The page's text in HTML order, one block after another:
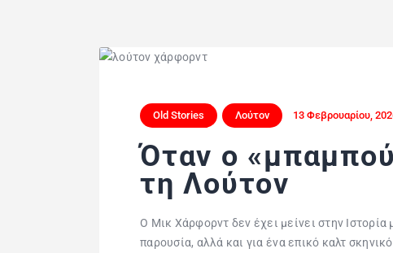
Old Stories Λούτον 13 Φεβρουαρίου,
Όταν ο
τη Λούτον
Ο Μικ Χάρφορντ δεν έχει μείνει στην Ιστορία
παρουσία, αλλά και για ένα επικό καλτ